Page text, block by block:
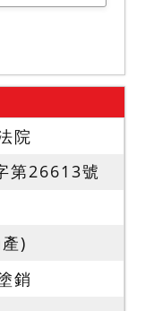
院
第26613號
)
銷